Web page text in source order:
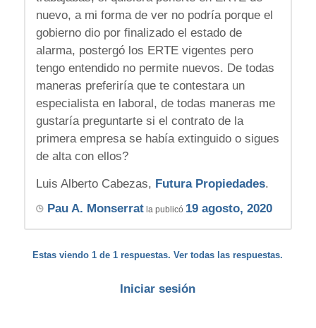
nuevo, a mi forma de ver no podría porque el
gobierno dio por finalizado el estado de
alarma, postergó los ERTE vigentes pero
tengo entendido no permite nuevos. De todas
maneras preferiría que te contestara un
especialista en laboral, de todas maneras me
gustaría preguntarte si el contrato de la
primera empresa se había extinguido o sigues
de alta con ellos?
Luis Alberto Cabezas, Futura Propiedades.
Pau A. Monserratla publicó 19 agosto, 2020
Estas viendo 1 de 1 respuestas. Ver todas las respuestas.
Iniciar sesión